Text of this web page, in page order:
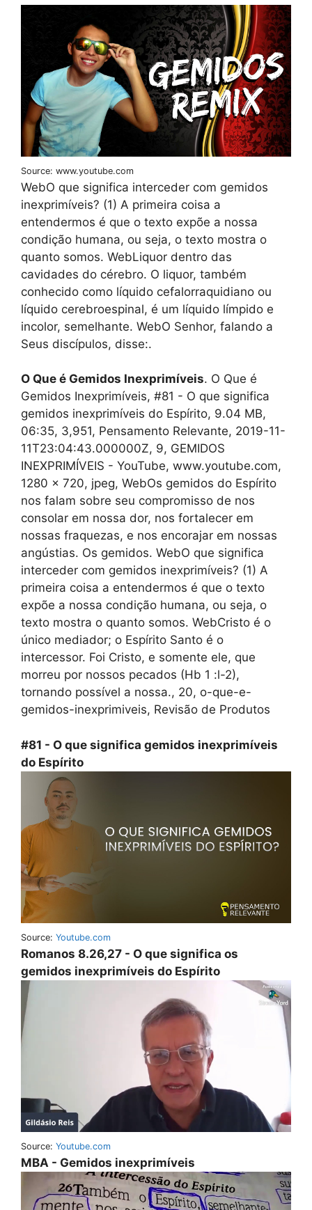
Source: www.youtube.com
WebO que significa interceder com gemidos
inexprimíveis? (1) A primeira coisa a
entendermos é que o texto expõe a nossa
condição humana, ou seja, o texto mostra o
quanto somos. WebLiquor dentro das
cavidades do cérebro. O liquor, também
conhecido como líquido cefalorraquidiano ou
líquido cerebroespinal, é um líquido límpido e
incolor, semelhante. WebO Senhor, falando a
Seus discípulos, disse:.
O Que é Gemidos Inexprimíveis. O Que é
Gemidos Inexprimíveis, #81 - O que significa
gemidos inexprimíveis do Espírito, 9.04 MB,
06:35, 3,951, Pensamento Relevante, 2019-11-
11T23:04:43.000000Z, 9, GEMIDOS
INEXPRIMÍVEIS - YouTube, www.youtube.com,
1280 x 720, jpeg, WebOs gemidos do Espírito
nos falam sobre seu compromisso de nos
consolar em nossa dor, nos fortalecer em
nossas fraquezas, e nos encorajar em nossas
angústias. Os gemidos. WebO que significa
interceder com gemidos inexprimíveis? (1) A
primeira coisa a entendermos é que o texto
expõe a nossa condição humana, ou seja, o
texto mostra o quanto somos. WebCristo é o
único mediador; o Espírito Santo é o
intercessor. Foi Cristo, e somente ele, que
morreu por nossos pecados (Hb 1 :l-2),
tornando possível a nossa., 20, o-que-e-
gemidos-inexprimiveis, Revisão de Produtos
#81 - O que significa gemidos inexprimíveis
do Espírito
Source: Youtube.com
Romanos 8.26,27 - O que significa os
gemidos inexprimíveis do Espírito
Source: Youtube.com
MBA - Gemidos inexprimíveis